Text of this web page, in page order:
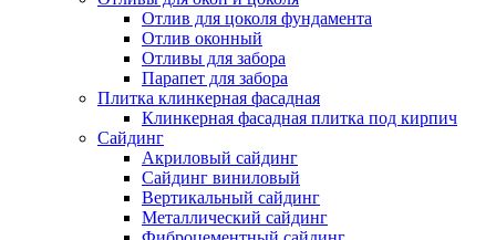
Отлив для цоколя фундамента
Отлив оконный
Отливы для забора
Парапет для забора
Плитка клинкерная фасадная
Клинкерная фасадная плитка под кирпич
Сайдинг
Акриловый сайдинг
Сайдинг виниловый
Вертикальный сайдинг
Металлический сайдинг